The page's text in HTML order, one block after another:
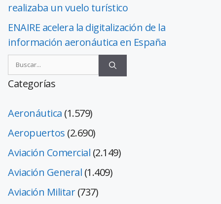
realizaba un vuelo turístico
ENAIRE acelera la digitalización de la
información aeronáutica en España
Categorías
Aeronáutica (1.579)
Aeropuertos (2.690)
Aviación Comercial (2.149)
Aviación General (1.409)
Aviación Militar(737)